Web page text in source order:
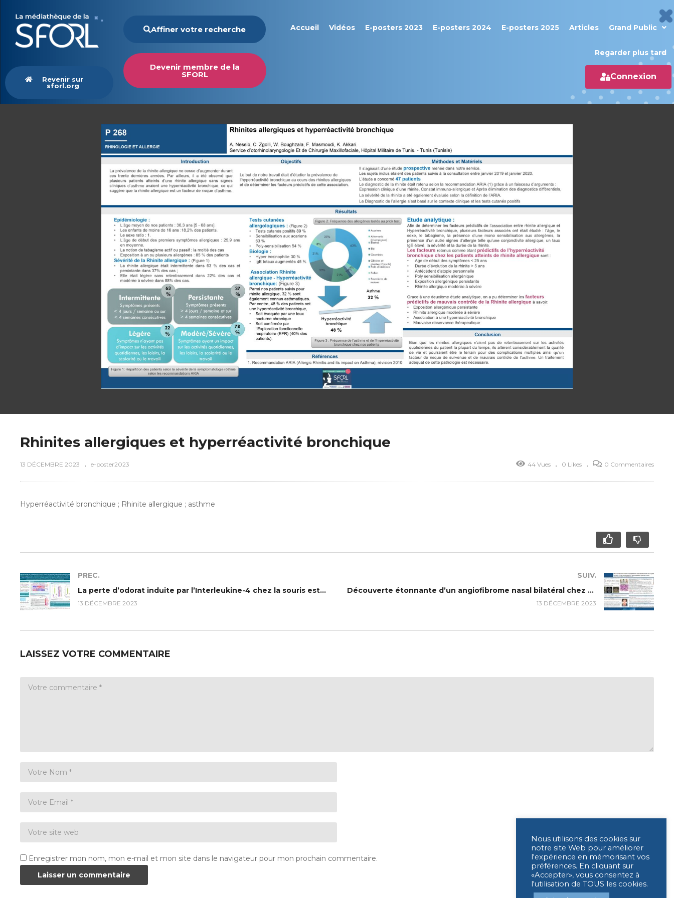
Revenir sur
sforl.org
Affiner votre recherche
Devenir membre de la
SFORL
Accueil Vidéos E-posters 2023 E-posters 2024 E-posters 2025 Articles Grand Public
Regarder plus tard
Connexion
Rhinites allergiques et hyperréactivité bronchique
13 DÉCEMBRE 2023 e-poster2023 44 Vues 0 Likes 0 Commentaires
Hyperréactivité bronchique ; Rhinite allergique ; asthme
PREC.
La perte d’odorat induite par l’Interleukine-4 chez la souris est associée à des changements du transcriptome et du protéome, suggérant une neuro-inflammation et une altération de la signalisation olfactive/calcique.
13 DÉCEMBRE 2023
SUIV.
Découverte étonnante d’un angiofibrome nasal bilatéral chez deux jeunes soeurs.
13 DÉCEMBRE 2023
LAISSEZ VOTRE COMMENTAIRE
Enregistrer mon nom, mon e-mail et mon site dans le navigateur pour mon prochain commentaire.
Nous utilisons des cookies sur
notre site Web pour améliorer
l'expérience en mémorisant vos
préférences. En cliquant sur
«Accepter», vous consentez à
l'utilisation de TOUS les cookies.